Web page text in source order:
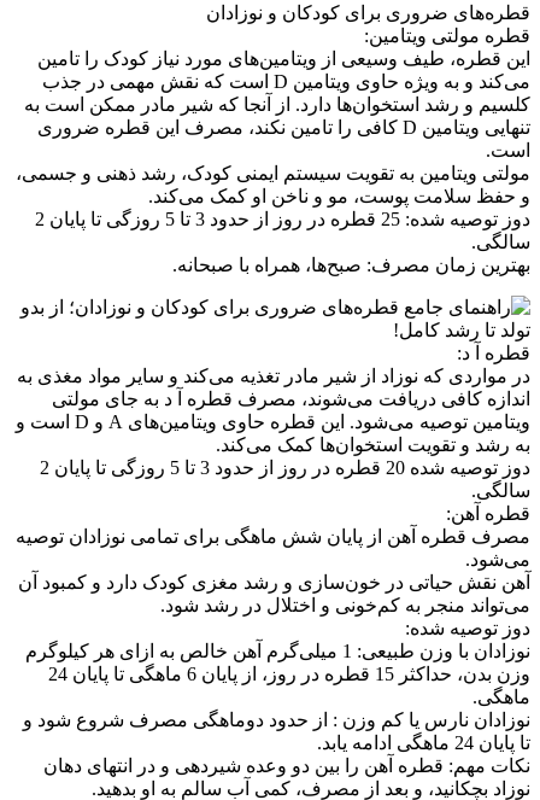
قطره‌های ضروری برای کودکان و نوزادان
قطره مولتی ویتامین:
این قطره، طیف وسیعی از ویتامین‌های مورد نیاز کودک را تامین
می‌کند و به ویژه حاوی ویتامین D است که نقش مهمی در جذب
کلسیم و رشد استخوان‌ها دارد. از آنجا که شیر مادر ممکن است به
تنهایی ویتامین D کافی را تامین نکند، مصرف این قطره ضروری
است.
مولتی ویتامین به تقویت سیستم ایمنی کودک، رشد ذهنی و جسمی،
و حفظ سلامت پوست، مو و ناخن او کمک می‌کند.
دوز توصیه شده: 25 قطره در روز از حدود 3 تا 5 روزگی تا پایان 2
سالگی.
بهترین زمان مصرف: صبح‌ها، همراه با صبحانه.
قطره آ د:
در مواردی که نوزاد از شیر مادر تغذیه می‌کند و سایر مواد مغذی به
اندازه کافی دریافت می‌شوند، مصرف قطره آ د به جای مولتی
ویتامین توصیه می‌شود. این قطره حاوی ویتامین‌های A و D است و
به رشد و تقویت استخوان‌ها کمک می‌کند.
دوز توصیه شده 20 قطره در روز از حدود 3 تا 5 روزگی تا پایان 2
سالگی.
قطره آهن:
مصرف قطره آهن از پایان شش ماهگی برای تمامی نوزادان توصیه
می‌شود.
آهن نقش حیاتی در خون‌سازی و رشد مغزی کودک دارد و کمبود آن
می‌تواند منجر به کم‌خونی و اختلال در رشد شود.
دوز توصیه شده:
نوزادان با وزن طبیعی: 1 میلی‌گرم آهن خالص به ازای هر کیلوگرم
وزن بدن، حداکثر 15 قطره در روز، از پایان 6 ماهگی تا پایان 24
ماهگی.
نوزادان نارس یا کم وزن : از حدود دوماهگی مصرف شروع شود و
تا پایان 24 ماهگی ادامه یابد.
نکات مهم: قطره آهن را بین دو وعده شیردهی و در انتهای دهان
نوزاد بچکانید، و بعد از مصرف، کمی آب سالم به او بدهید.